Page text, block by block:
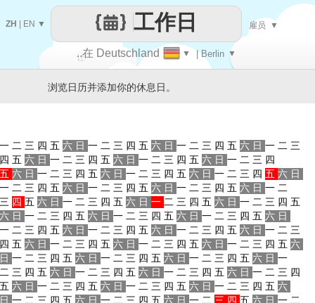
让
..在 Deutschland ▼ | Berlin ▼
工作日
ZH EN ▼ 雇员 ▼
浏览日历并添加你的休息日。
一 二 三 四 五 六 日 一 二 三 四 五 六 日 一 二 三 四 五 六 日 一 二 三
四 五 六 日 一 二 三 四 五 六 日 一 二 三 四 五 六 日 一 二 三 四
五 六 日 一 二 三 四 五 六 日 一 二 三 四 五 六 日 一 二 三 四 五 六 日
一 二 三 四 五 六 日 一 二 三 四 五 六 日 一 二 三 四 五 六 日 一 二
三 四 五 六 日 一 二 三 四 五 六 日 一 二 三 四 五 六 日 一 二 三 四 五
六 日 一 二 三 四 五 六 日 一 二 三 四 五 六 日 一 二 三 四 五 六 日
一 二 三 四 五 六 日 一 二 三 四 五 六 日 一 二 三 四 五 六 日 一 二 三
四 五 六 日 一 二 三 四 五 六 日 一 二 三 四 五 六 日 一 二 三 四 五 六
日 一 二 三 四 五 六 日 一 二 三 四 五 六 日 一 二 三 四 五 六 日 一
二 三 四 五 六 日 一 二 三 四 五 六 日 一 二 三 四 五 六 日 一 二 三 四
五 六 日 一 二 三 四 五 六 日 一 二 三 四 五 六 日 一 二 三 四 五 六
日 一 二 三 四 五 六 日 一 二 三 四 五 六 日 一 二 三 四 五 六 日 一 二